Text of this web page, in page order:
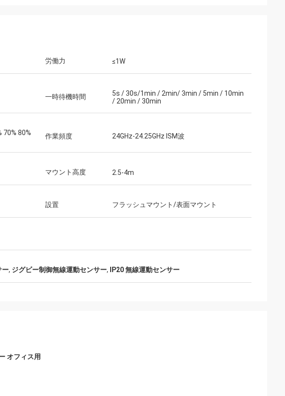
労働力 ≤1W
一時待機時間
5s / 30s/1min / 2min/ 3min / 5min / 10min
/ 20min / 30min
70% 80%
作業頻度 24GHz-24.25GHz ISM波
マウント高度 2.5-4m
設置 フラッシュマウント/表面マウント
ー, ジグビー制御無線運動センサー, IP20 無線運動センサー
オフィス用